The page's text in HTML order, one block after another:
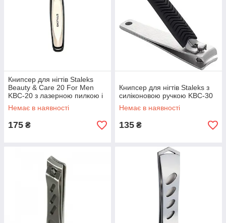
Книпсер для нігтів Staleks
Beauty & Care 20 For Men
KBC-20 з лазерною пилкою і
контейнером
Немає в наявності
175 ₴
Книпсер для нігтів Staleks з
силіконовою ручкою KBC-30
Немає в наявності
135 ₴